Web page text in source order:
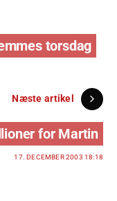
torsdag
Næste artikel
for Martin
17. DECEMBER 2003 18:18